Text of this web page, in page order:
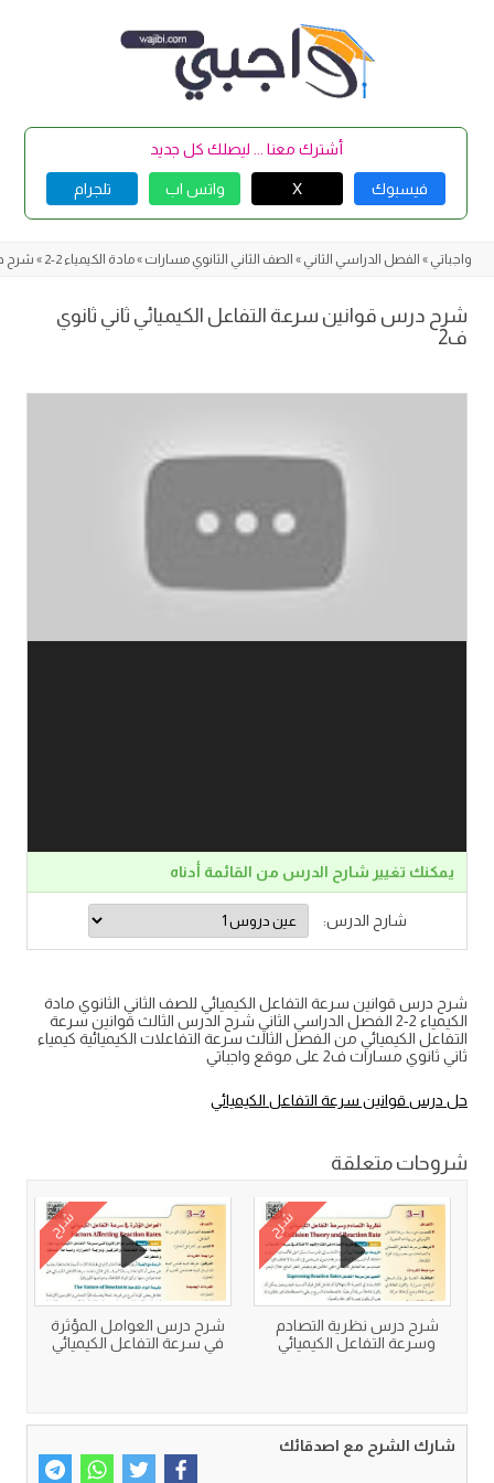
أشترك معنا ... ليصلك كل جديد
فيسبوك X واتس اب تلجرام
واجباتي » الفصل الدراسي الثاني » الصف الثاني الثانوي مسارات »مادة الكيمياء 2-2 » شرح
شرح درس قوانين سرعة التفاعل الكيميائي ثاني ثانوي
ف2
يمكنك تغيير شارح الدرس من القائمة أدناه
شارح الدرس:
شرح درس قوانين سرعة التفاعل الكيميائي للصف الثاني الثانوي مادة
الكيمياء 2-2 الفصل الدراسي الثاني شرح الدرس الثالث قوانين سرعة
التفاعل الكيميائي من الفصل الثالث سرعة التفاعلات الكيميائية كيمياء
ثاني ثانوي مسارات ف2 على موقع واجباتي
حل درس قوانين سرعة التفاعل الكيميائي
شروحات متعلقة
شرح
شرح درس نظرية التصادم
وسرعة التفاعل الكيميائي
شرح
شرح درس العوامل المؤثرة
في سرعة التفاعل الكيميائي
شارك الشرح مع اصدقائك